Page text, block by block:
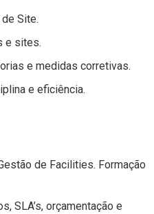
Site.
e sites.
e medidas corretivas.
e eficiência.
de Facilities. Formação
SLA’s, orçamentação e